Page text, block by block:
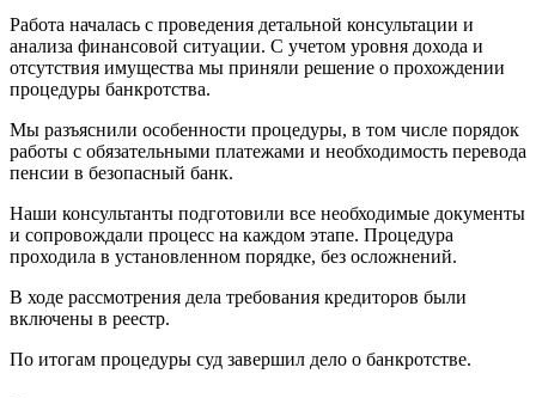
Работа началась с проведения детальной консультации и
анализа финансовой ситуации. С учетом уровня дохода и
отсутствия имущества мы приняли решение о прохождении
процедуры банкротства.
Мы разъяснили особенности процедуры, в том числе порядок
работы с обязательными платежами и необходимость перевода
пенсии в безопасный банк.
Наши консультанты подготовили все необходимые документы
и сопровождали процесс на каждом этапе. Процедура
проходила в установленном порядке, без осложнений.
В ходе рассмотрения дела требования кредиторов были
включены в реестр.
По итогам процедуры суд завершил дело о банкротстве.